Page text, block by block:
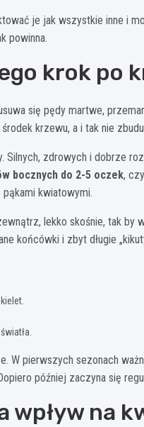
je jak wszystkie inne i
powinna.
krok po
się pędy martwe,
krzewu, a i tak nie
Silnych, zdrowych i dobrze
bocznych do 2-5 oczek,
kwiatowymi.
lekko skośnie, tak by
końcówki i zbyt długie
W pierwszych sezonach
później zaczyna się
wpływ na